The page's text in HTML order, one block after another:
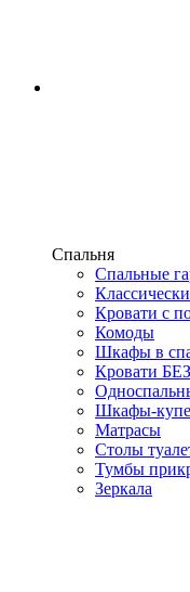
Спальня
Спальные
Кровати с
Комоды
Шкафы в
Кровати
Шкафы-
Матрасы
Столы
Тумбы
Зеркала